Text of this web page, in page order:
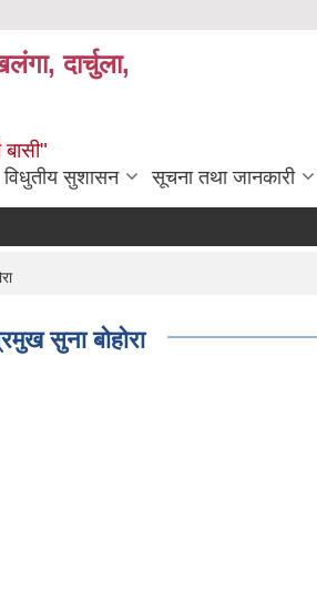
दार्चुला,
विधुतीय सुशासन सूचना तथा जानकारी
सुना बोहोरा